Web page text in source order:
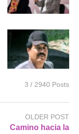
3 / 2940 Posts
OLDER POST
Camino hacia la